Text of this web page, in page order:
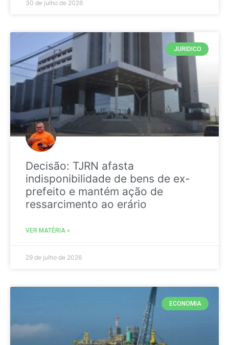
30 de julho de 2026
JURIDICO
Decisão: TJRN afasta
indisponibilidade de bens de ex-
prefeito e mantém ação de
ressarcimento ao erário
VER MATÉRIA »
29 de julho de 2026
ECONOMIA